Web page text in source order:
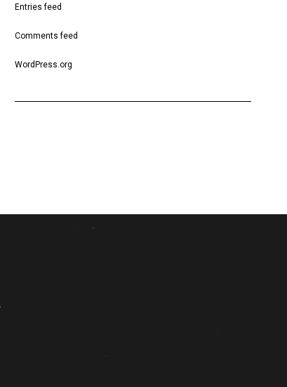
Entries feed
Comments feed
WordPress.org